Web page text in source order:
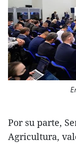
Por su parte,
Agricultura,